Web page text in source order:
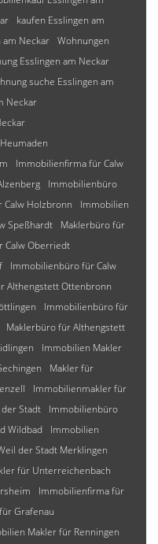
kaufen Esslingen am
am Neckar Wohnungen
Esslingen am Neckar
suche Esslingen am
Neckar
Immobilienfirma für Calw
Immobilienbüro
Holzbronn
Immobilien
Speßhardt
Maklerbüro für
Calw Oberriedt
Immobilienbüro für Calw
Althengstett Ottenbronn
Immobilienbüro für
Maklerbüro für Althengstett
Immobilien Makler
Makler für
Immobilienmakler für
Stadt
Immobilienbüro
Wildbad
Immobilien
der Stadt Merklingen
für Unterreichenbach
Immobilienfirma für
Grafenau
Makler für Renningen